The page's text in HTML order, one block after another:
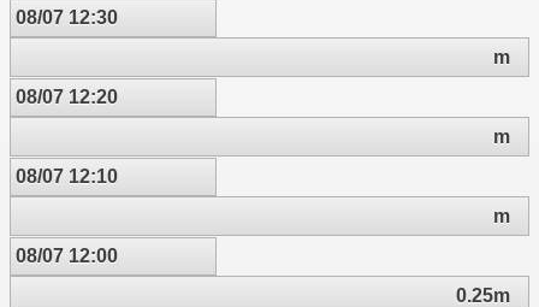
08/07 12:30
m
08/07 12:20
m
08/07 12:10
m
08/07 12:00
0.25m